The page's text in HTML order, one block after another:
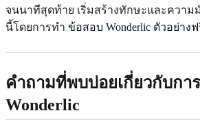
จนนาทีสุดท้าย เริ่มสร้างทักษะและความ
นี้โดยการทำ ข้อสอบ Wonderlic ตัวอย่างฟ
คำถามที่พบบ่อยเกี่ยวกับกา
Wonderlic